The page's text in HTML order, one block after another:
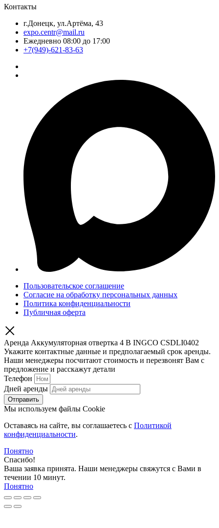
Контакты
г.Донецк, ул.Артёма, 43
expo.centr@mail.ru
Ежедневно 08:00 до 17:00
+7(949)-621-83-63
Пользовательское соглашение
Согласие на обработку персональных данных
Политика конфиденциальности
Публичная оферта
Аренда Аккумуляторная отвертка 4 В INGCO CSDLI0402
Укажите контактные данные и предполагаемый срок аренды.
Наши менеджеры посчитают стоимость и перезвонят Вам с
предложение и расскажут детали
Телефон
Дней аренды
Отправить
Мы используем файлы Cookie
Оставаясь на сайте, вы соглашаетесь c Политикой
конфиденциальности.
Понятно
Спасибо!
Ваша заявка принята. Наши менеджеры свяжутся с Вами в
течении 10 минут.
Понятно